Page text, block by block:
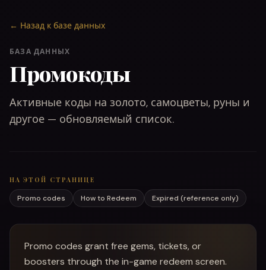
← Назад к базе данных
БАЗА ДАННЫХ
Промокоды
Активные коды на золото, самоцветы, руны и
другое — обновляемый список.
НА ЭТОЙ СТРАНИЦЕ
Promo codes How to Redeem Expired (reference only)
Promo codes grant free gems, tickets, or
boosters through the in-game redeem screen.